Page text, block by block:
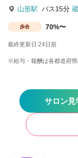
山形駅 バス15分
歩合 70%〜
最終更新日:24日前
※給与・報酬は各都道府
サロン見